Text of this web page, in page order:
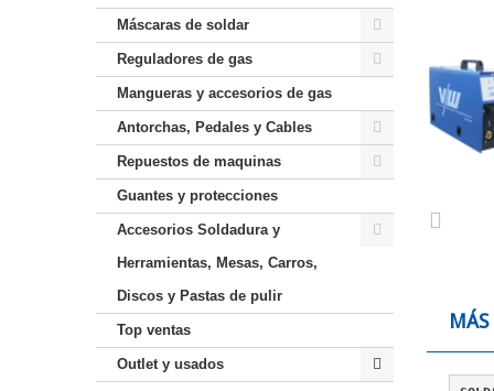
Máscaras de soldar
Reguladores de gas
Mangueras y accesorios de gas
Antorchas, Pedales y Cables
Repuestos de maquinas
Guantes y protecciones
Accesorios Soldadura y
Herramientas, Mesas, Carros,
Discos y Pastas de pulir
Top ventas
Outlet y usados